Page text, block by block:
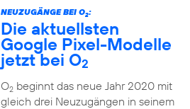
NEUZUGÄNGE BEI O2:
Die aktuellsten
Google Pixel-Modelle
jetzt bei O2
O2beginnt das neue Jahr 2020 mit
gleich drei Neuzugängen in seinem